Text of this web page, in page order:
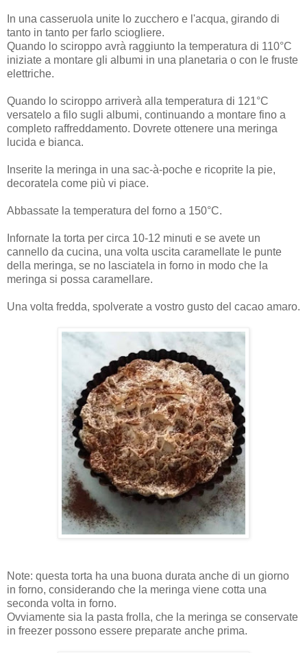
In una casseruola unite lo zucchero e l'acqua, girando di
tanto in tanto per farlo sciogliere.
Quando lo sciroppo avrà raggiunto la temperatura di 110°C
iniziate a montare gli albumi in una planetaria o con le fruste
elettriche.
Quando lo sciroppo arriverà alla temperatura di 121°C
versatelo a filo sugli albumi, continuando a montare fino a
completo raffreddamento. Dovrete ottenere una meringa
lucida e bianca.
Inserite la meringa in una sac-à-poche e ricoprite la pie,
decoratela come più vi piace.
Abbassate la temperatura del forno a 150°C.
Infornate la torta per circa 10-12 minuti e se avete un
cannello da cucina, una volta uscita caramellate le punte
della meringa, se no lasciatela in forno in modo che la
meringa si possa caramellare.
Una volta fredda, spolverate a vostro gusto del cacao amaro.
Note: questa torta ha una buona durata anche di un giorno
in forno, considerando che la meringa viene cotta una
seconda volta in forno.
Ovviamente sia la pasta frolla, che la meringa se conservate
in freezer possono essere preparate anche prima.